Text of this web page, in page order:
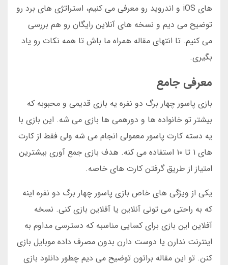
های iOS و اندروید رو معرفی می کنیم، استراتژی های برد رو
توضیح می دیم و نسخه های آنلاین رایگان رو هم بررسی
می کنیم. تا انتهای مقاله همراه ما باش تا همه نکات رو یاد
بگیری.
معرفی جامع
بازی پاسور چهار برگ دو نفره یه بازی قدیمی و محبوبه که
بیشتر تو خانواده ها و دورهمی ها بازی می شه. این بازی با
یه دسته کارت پاسور معمولی انجام می شه ولی فقط از کارت
های ۱ تا ۱۰ استفاده می کنه. هدف بازی جمع آوری بیشترین
امتیاز از طریق گرفتن کارت های خاصه.
یکی از ویژگی های خاص بازی پاسور چهار برگ دو نفره اینه
که به راحتی می تونی آنلاین یا آفلاین بازی کنی. نسخه
آفلاین این بازی برای کسایی مناسبه که دسترسی مداوم به
اینترنت ندارن یا دوست دارن بدون مصرف داده موبایل بازی
کنن. تو این مقاله براتون توضیح می دیم چطور دانلود بازی